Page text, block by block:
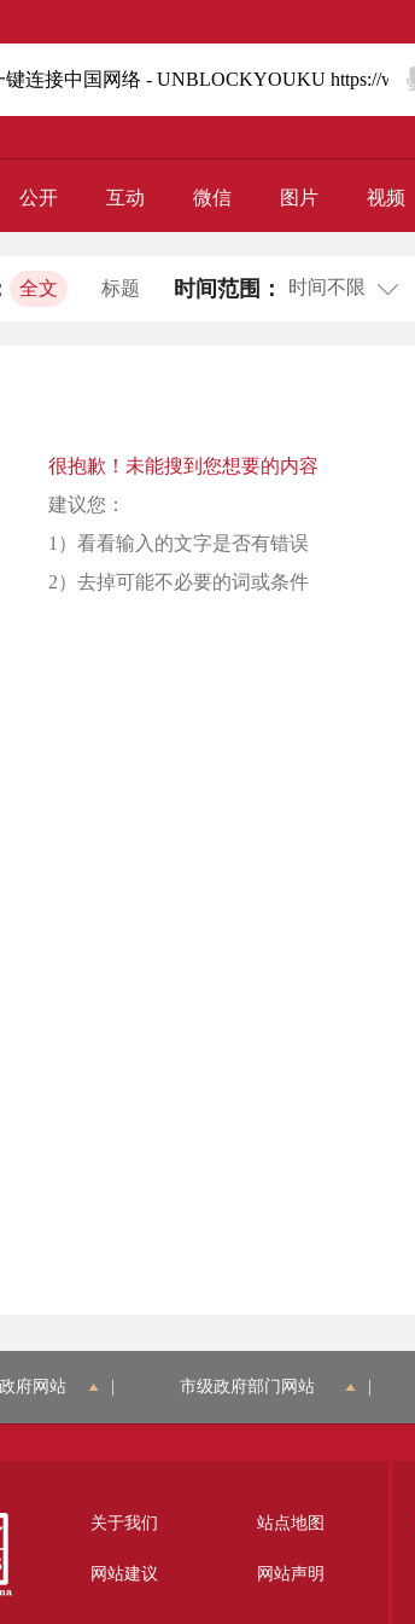
公开 互动 微信 图片 视频
全文 标题 时间范围： 时间不限
很抱歉！未能搜到您想要的内容
建议您：
1）看看输入的文字是否有错误
2）去掉可能不必要的词或条件
府网站 市级政府部门网站
关于我们 站点地图
网站建议 网站声明